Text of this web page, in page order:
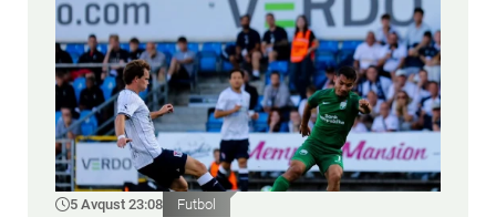
5 Avqust 23:08 Futbol